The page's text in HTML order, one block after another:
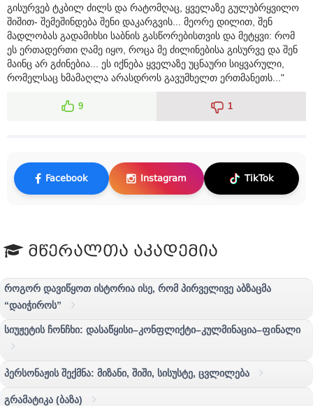
გისურვებ ტკბილ ძილს და რატომღაც, ყველაზე გულუბრყვილო
შიშით- შემეშინდება შენი დაკარგვის... მეორე დილით, შენ
მადლობას გადამიხსი საბნის გასწორებისთვის და მეტყვი: რომ
ეს ერთადერთი ღამე იყო, როცა მე ძილინებისა გისურვე და შენ
მაინც არ გძინებია... ეს იქნება ყველაზე უცნაური სიყვარული,
რომელსაც ხმამაღლა არასდროს გავუმხელთ ერთმანეთს..."
9 1
Facebook Instagram TikTok
მწერალთა აკადემია
როგორ დავიწყოთ ისტორია ისე, რომ პირველივე აბზაცმა
“დაიჭიროს”
სიუჟეტის ჩონჩხი: დასაწყისი–კონფლიქტი–კულმინაცია–ფინალი
პერსონაჟის შექმნა: მიზანი, შიში, სისუსტე, ცვლილება
გრამატიკა (ბაზა)